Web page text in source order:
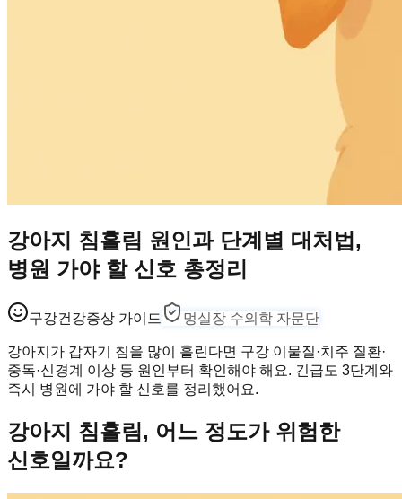
강아지 침흘림 원인과 단계별 대처법,
병원 가야 할 신호 총정리
구강건강증상 가이드 멍실장 수의학 자문단
강아지가 갑자기 침을 많이 흘린다면 구강 이물질·치주 질환·
중독·신경계 이상 등 원인부터 확인해야 해요. 긴급도 3단계와
즉시 병원에 가야 할 신호를 정리했어요.
강아지 침흘림, 어느 정도가 위험한
신호일까요?